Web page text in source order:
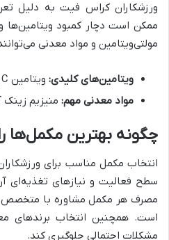
ورزشکاران کراس فیت به دلیل
ممکن است دچار کمبود
مولتی‌ویتامین و مواد معدنی
ویتامین‌های کلیدی: ویتامین C ویتامین D ویتامین B12
مواد معدنی مهم: منیزیم
چگونه بهترین مکمل‌ها
انتخاب مکمل مناسب برای
سطح فعالیت و نیازهای تغذیه‌ای
مصرف هر مکمل مشاوره با متخصص
است. همچنین انتخاب برندهای
مشکلات احتمالی جلوگیری کند.